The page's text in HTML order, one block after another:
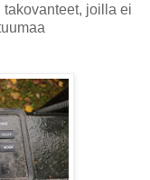
joilla ei